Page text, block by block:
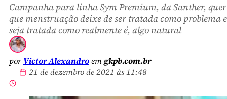
Campanha para linha Sym Premium, da Santher, quer
que menstruação deixe de ser tratada como problema e
seja tratada como realmente é, algo natural
por Victor Alexandroemgkpb.com.br
21 de dezembro de 2021 às 11:48